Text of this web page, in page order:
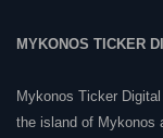
MYKONOS TICKER
Mykonos Ticker
the island of Mykonos